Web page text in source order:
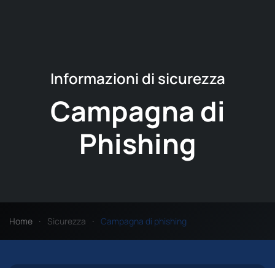
Informazioni di sicurezza
Campagna di
Phishing
Home Sicurezza Campagna di phishing